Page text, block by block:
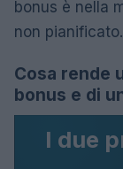
bonus è nella
non pianificato.
Cosa rende
bonus e di
I due